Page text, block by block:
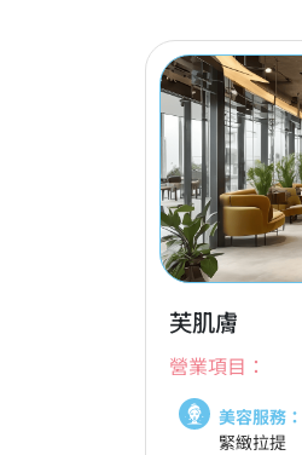
芙肌膚
營業項目：
美容服務：
緊緻拉提